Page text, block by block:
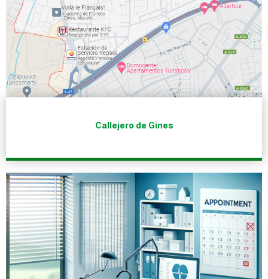
Callejero de Gines